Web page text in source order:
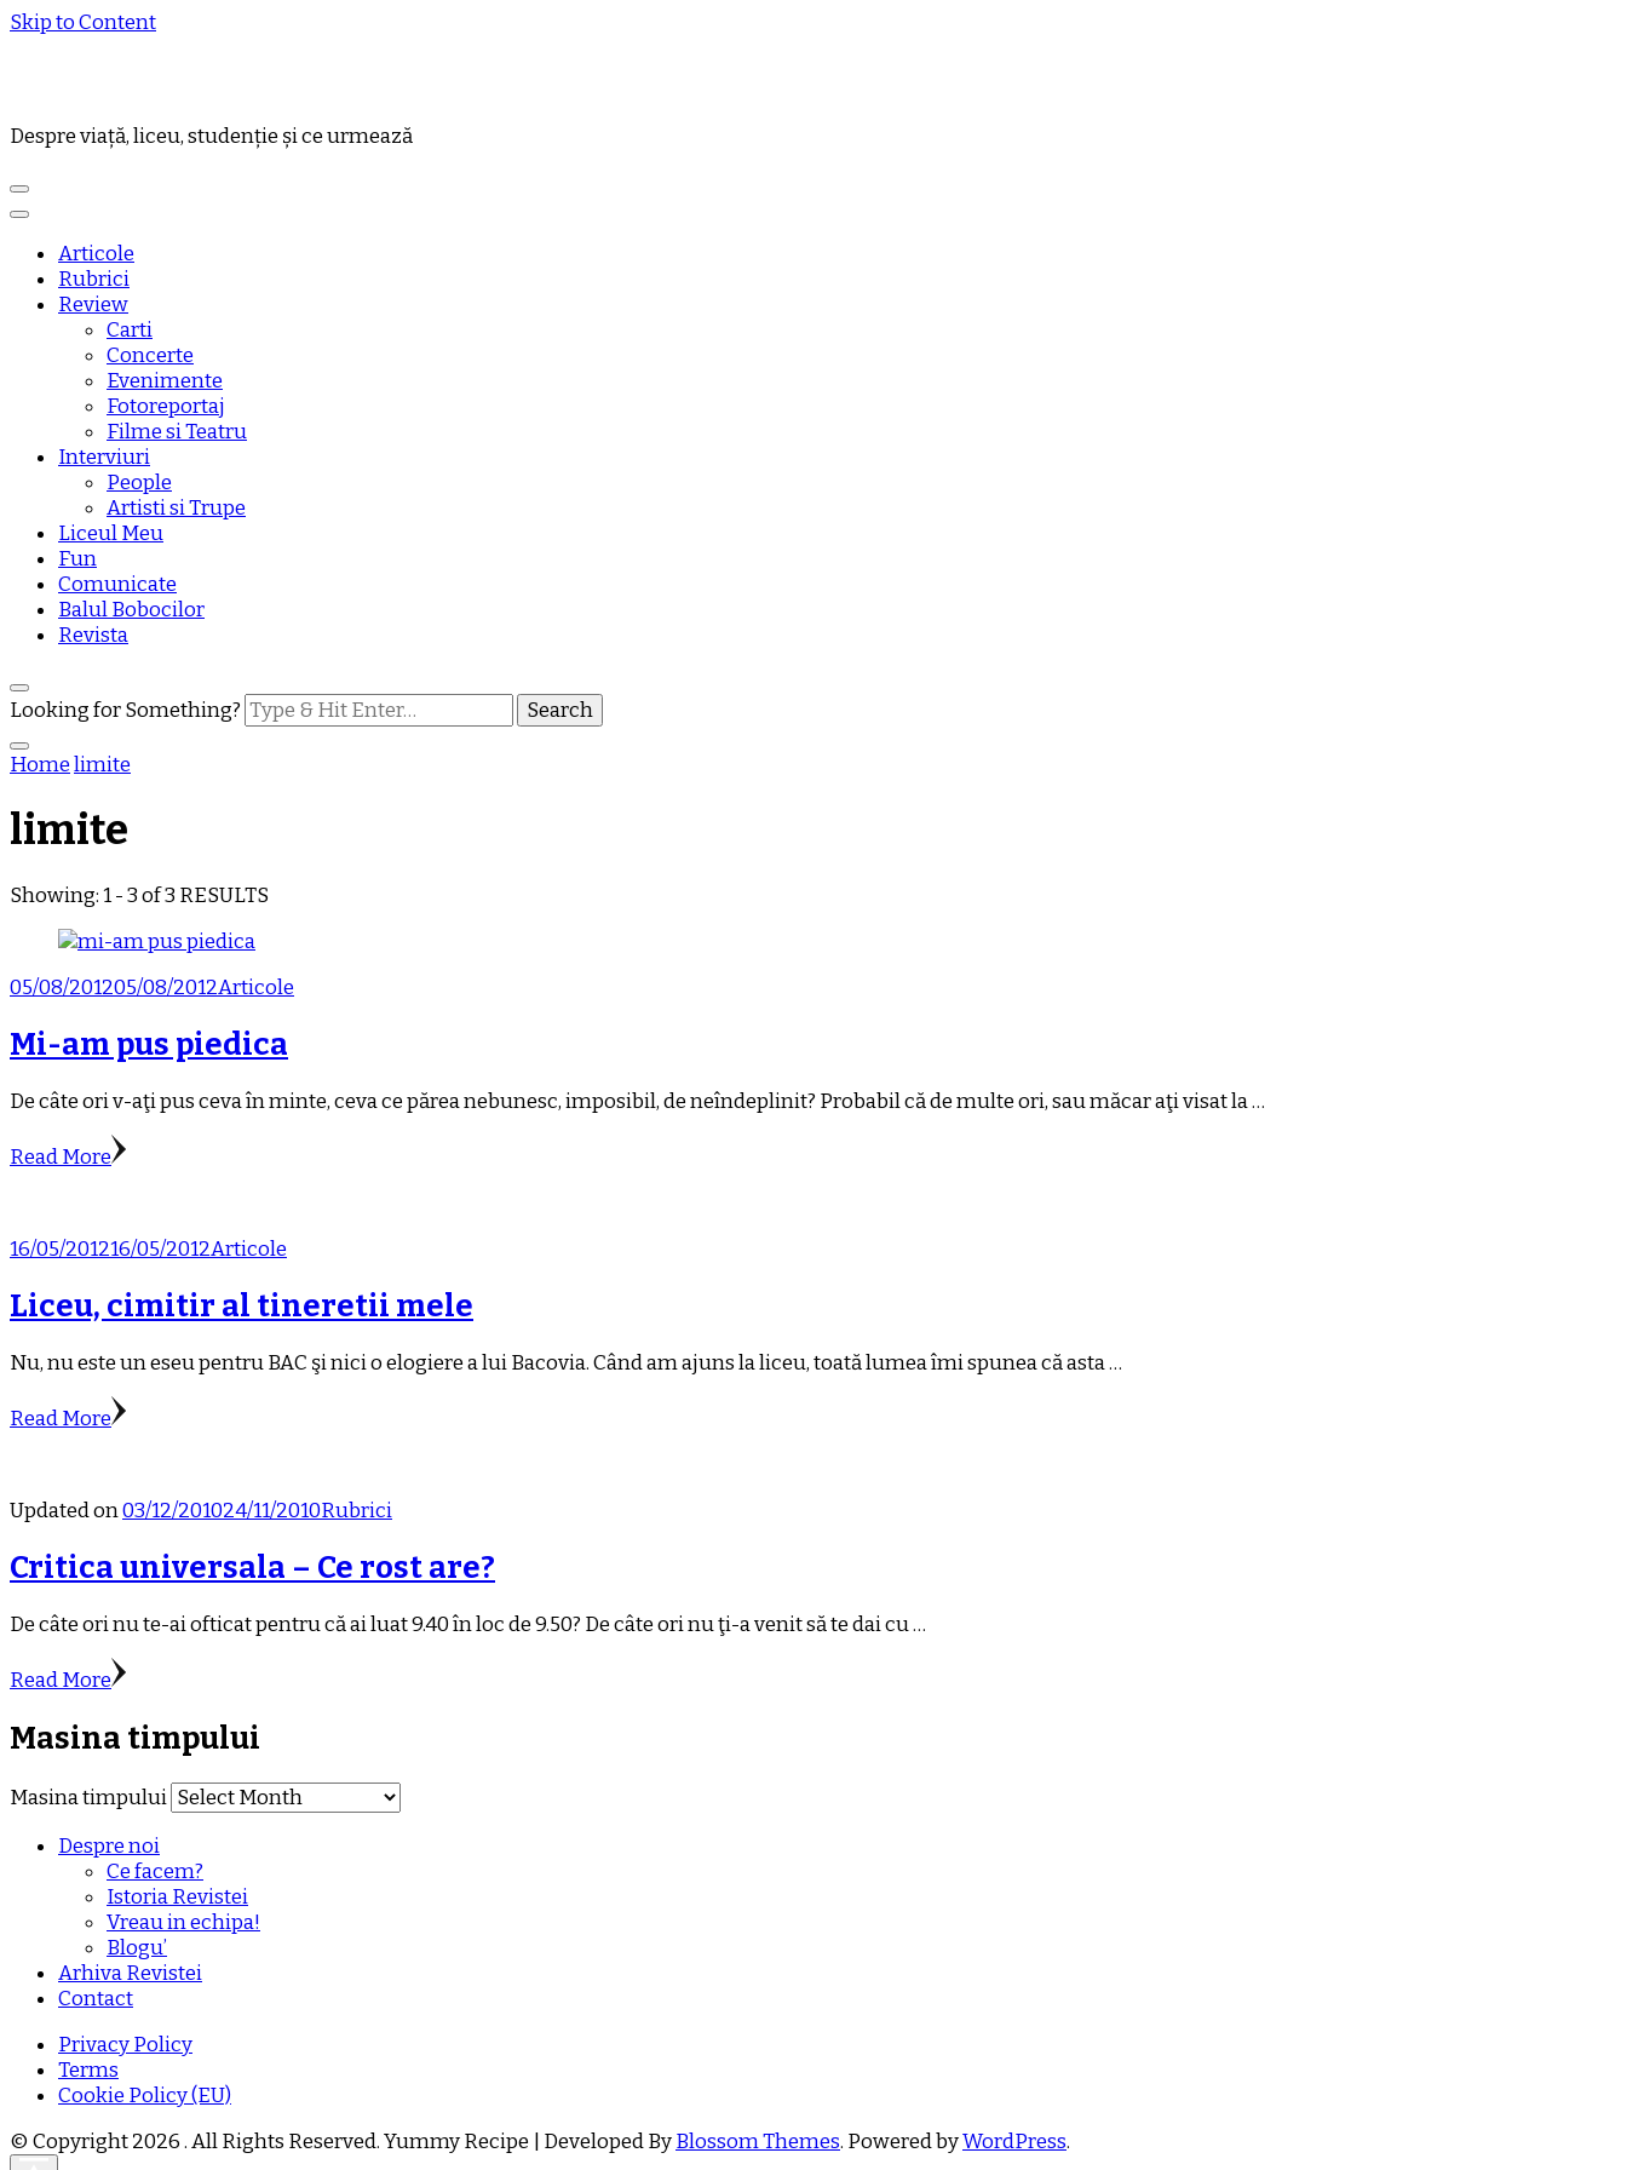
Skip to Content
Despre viață, liceu, studenție și ce urmează
Articole
Rubrici
Review
Carti
Concerte
Evenimente
Fotoreportaj
Filme si Teatru
Interviuri
People
Artisti si Trupe
Liceul Meu
Fun
Comunicate
Balul Bobocilor
Revista
Looking for Something?
Homelimite
limite
Showing: 1 - 3 of 3 RESULTS
05/08/201205/08/2012Articole
Mi-am pus piedica
De câte ori v-aţi pus ceva în minte, ceva ce părea nebunesc, imposibil, de neîndeplinit? Probabil că de multe ori, sau măcar aţi visat la …
Read More
16/05/201216/05/2012Articole
Liceu, cimitir al tineretii mele
Nu, nu este un eseu pentru BAC şi nici o elogiere a lui Bacovia. Când am ajuns la liceu, toată lumea îmi spunea că asta …
Read More
Updated on03/12/201024/11/2010Rubrici
Critica universala – Ce rost are?
De câte ori nu te-ai ofticat pentru că ai luat 9.40 în loc de 9.50? De câte ori nu ţi-a venit să te dai cu …
Read More
Masina timpului
Masina timpului
Despre noi
Ce facem?
Istoria Revistei
Vreau in echipa!
Blogu’
Arhiva Revistei
Contact
Privacy Policy
Terms
Cookie Policy (EU)
© Copyright 2026. All Rights Reserved.Yummy Recipe | Developed ByBlossom Themes. Powered byWordPress.